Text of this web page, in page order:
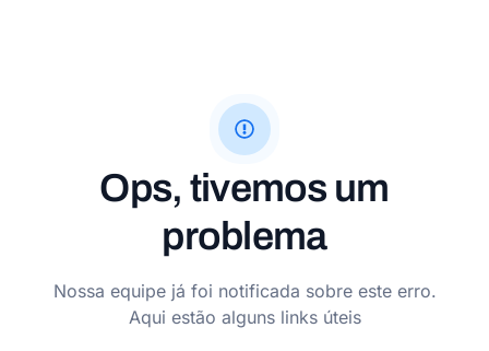
Ops, tivemos um
problema
Nossa equipe já foi notificada sobre este erro.
Aqui estão alguns links úteis